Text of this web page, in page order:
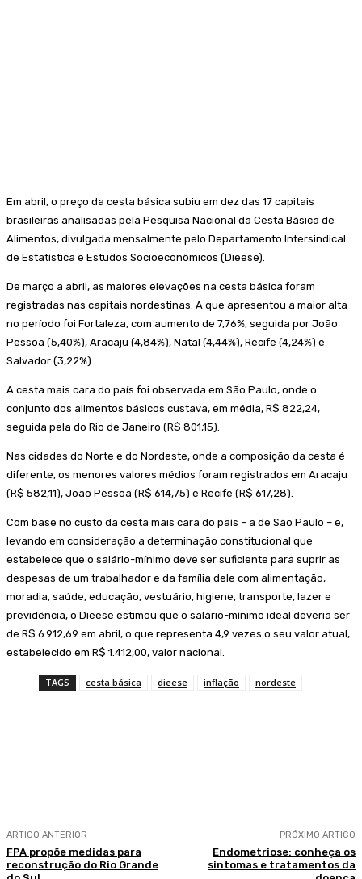
Em abril, o preço da cesta básica subiu em dez das 17 capitais
brasileiras analisadas pela Pesquisa Nacional da Cesta Básica de
Alimentos, divulgada mensalmente pelo Departamento Intersindical
de Estatística e Estudos Socioeconômicos (Dieese).
De março a abril, as maiores elevações na cesta básica foram
registradas nas capitais nordestinas. A que apresentou a maior alta
no período foi Fortaleza, com aumento de 7,76%, seguida por João
Pessoa (5,40%), Aracaju (4,84%), Natal (4,44%), Recife (4,24%) e
Salvador (3,22%).
A cesta mais cara do país foi observada em São Paulo, onde o
conjunto dos alimentos básicos custava, em média, R$ 822,24,
seguida pela do Rio de Janeiro (R$ 801,15).
Nas cidades do Norte e do Nordeste, onde a composição da cesta é
diferente, os menores valores médios foram registrados em Aracaju
(R$ 582,11), João Pessoa (R$ 614,75) e Recife (R$ 617,28).
Com base no custo da cesta mais cara do país – a de São Paulo – e,
levando em consideração a determinação constitucional que
estabelece que o salário-mínimo deve ser suficiente para suprir as
despesas de um trabalhador e da família dele com alimentação,
moradia, saúde, educação, vestuário, higiene, transporte, lazer e
previdência, o Dieese estimou que o salário-mínimo ideal deveria ser
de R$ 6.912,69 em abril, o que representa 4,9 vezes o seu valor atual,
estabelecido em R$ 1.412,00, valor nacional.
TAGS cesta básica dieese inflação nordeste
ARTIGO ANTERIOR
FPA propõe medidas para
reconstrução do Rio Grande
PRÓXIMO ARTIGO
Endometriose: conheça os
sintomas e tratamentos da